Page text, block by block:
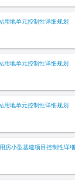
用地单元控制性详细规划
用地单元控制性详细规划
用地单元控制性详细规划
房小型基建项目控制性详